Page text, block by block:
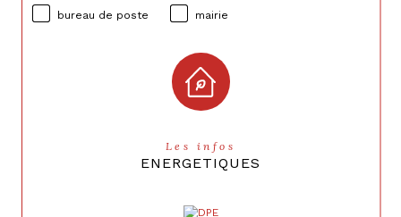
Les infos
ENERGETIQUES
bureau de poste
mairie